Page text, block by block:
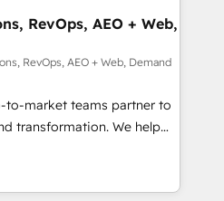
す。 ▸ CMS戦略設
・SEOを前提にした情報設
ト設計をContent Hubで一体
らの移行支援：Salesforce・
移行、カスタム設計、履歴
。 ▸ AEO対応：ChatGPT・
ぶの
トナー認定 ✓ HubSpotアワ
📈 Revenue
via Point Success Media. -
AI and custom agents
HIPAA-compliance
RevOps, AEO + Web,
RevOps, AEO + Web, Demand
to-market teams partner to
transformation. We help
AI-powered
HubSpot’s
through expert-led